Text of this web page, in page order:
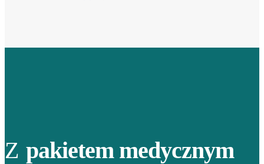
Z pakietem medycznym